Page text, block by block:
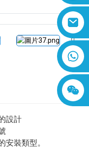
設計
裝類型。